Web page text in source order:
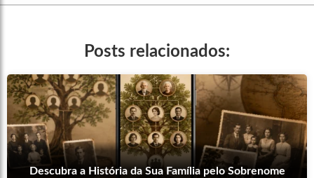
Posts relacionados:
Descubra a História da Sua Família pelo Sobrenome